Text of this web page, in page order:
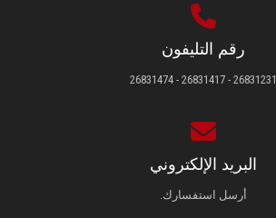
رقم التليفون
26831231 - 26831417 - 26831474
البريد الإلكتروني
أرسل استفسارك.